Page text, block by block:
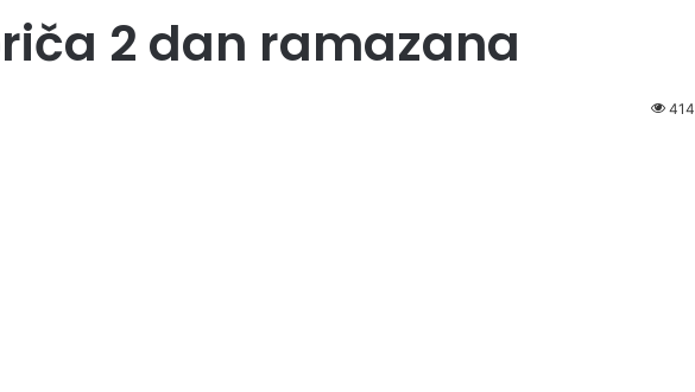
2 dan ramazana
414